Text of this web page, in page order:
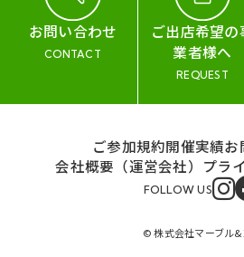
お問い合わせ
CONTACT
ご出店希望の
業者様へ
REQUEST
ご参加規約開催実績お
会社概要（運営会社） プラ
FOLLOW US
© 株式会社マーブル&